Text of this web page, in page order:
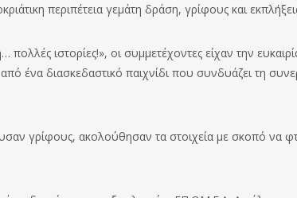
περιπέτεια γεμάτη δράση, γρίφους και
ιστορίες!», οι συμμετέχοντες είχαν την
από ένα διασκεδαστικό παιχνίδι που συνδυάζει τη
γρίφους, ακολούθησαν τα στοιχεία με σκοπό να